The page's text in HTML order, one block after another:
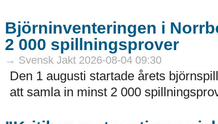
Björninventeringen i
2 000 spillningsprover
→ Svensk Jakt 2026-08-04 09:30
Den 1 augusti startade årets
att samla in minst 2 000